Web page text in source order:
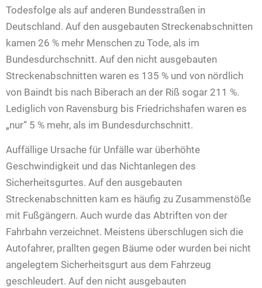
Todesfolge als auf anderen Bundesstraßen in
Deutschland. Auf den ausgebauten Streckenabschnitten
kamen 26 % mehr Menschen zu Tode, als im
Bundesdurchschnitt. Auf den nicht ausgebauten
Streckenabschnitten waren es 135 % und von nördlich
von Baindt bis nach Biberach an der Riß sogar 211 %.
Lediglich von Ravensburg bis Friedrichshafen waren es
„nur“ 5 % mehr, als im Bundesdurchschnitt.
Auffällige Ursache für Unfälle war überhöhte
Geschwindigkeit und das Nichtanlegen des
Sicherheitsgurtes. Auf den ausgebauten
Streckenabschnitten kam es häufig zu Zusammenstöße
mit Fußgängern. Auch wurde das Abtriften von der
Fahrbahn verzeichnet. Meistens überschlugen sich die
Autofahrer, prallten gegen Bäume oder wurden bei nicht
angelegtem Sicherheitsgurt aus dem Fahrzeug
geschleudert. Auf den nicht ausgebauten